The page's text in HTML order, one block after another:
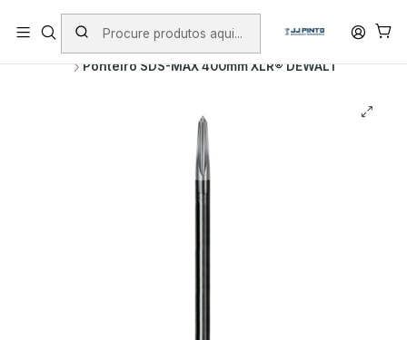
PORTES INCLUÍDOS EM ENCOMENDAS +75€ (excepto ilhas)
PRODUTOS ACESSÓRIOS
PONTEIROS E CINZÉIS
Ponteiro SDS-MAX 400mm XLR® DEWALT